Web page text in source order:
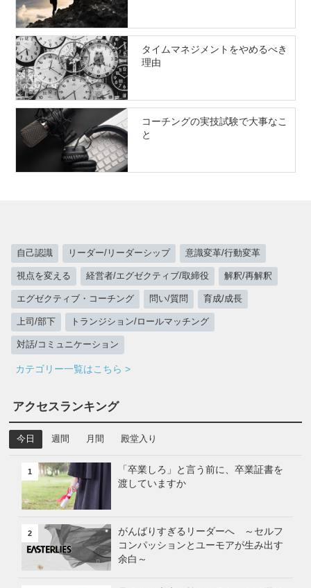
タイムマネジメントをやめるべき
理由
コーチングの実技試験で大事なこ
と
自己認識 リーダー/リーダーシップ 意識変革/行動変革
視点を変える 経営者/エグゼクティブ/取締役 解釈/再解釈
エグゼクティブ・コーチング 問い/質問 育成/成長
上司/部下 トランジション/ロールマッチング
対話/コミュニケーション
カテゴリー一覧はこちら >
アクセスランキング
今日 週間 月間 殿堂入り
1
「卒業しろ」と言う前に、卒業証書を
渡していますか
2
がんばりすぎるリーダーへ ～セルフ
コンパッションとユーモアが生み出す
余白～